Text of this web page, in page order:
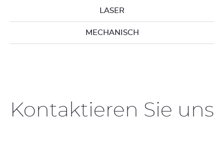
LASER
MECHANISCH
Kontaktieren Sie uns